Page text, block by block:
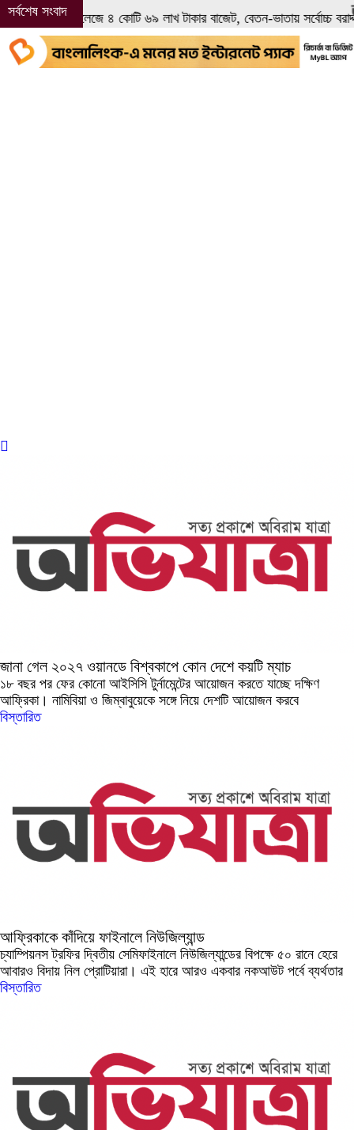
সর্বশেষ সংবাদ
৬৯ লাখ টাকার বাজেট, বেতন-ভাতায় সর্বোচ্চ বরাদ্দ গণতন্ত্রের অন্যতম
জানা গেল ২০২৭ ওয়ানডে বিশ্বকাপে কোন দেশে কয়টি ম্যাচ
১৮ বছর পর ফের কোনো আইসিসি টুর্নামেন্টের আয়োজন করতে যাচ্ছে দক্ষিণ
আফ্রিকা। নামিবিয়া ও জিম্বাবুয়েকে সঙ্গে নিয়ে দেশটি আয়োজন করবে
বিস্তারিত
আফ্রিকাকে কাঁদিয়ে ফাইনালে নিউজিল্যান্ড
চ্যাম্পিয়নস ট্রফির দ্বিতীয় সেমিফাইনালে নিউজিল্যান্ডের বিপক্ষে ৫০ রানে হেরে
আবারও বিদায় নিল প্রোটিয়ারা। এই হারে আরও একবার নকআউট পর্বে ব্যর্থতার
বিস্তারিত